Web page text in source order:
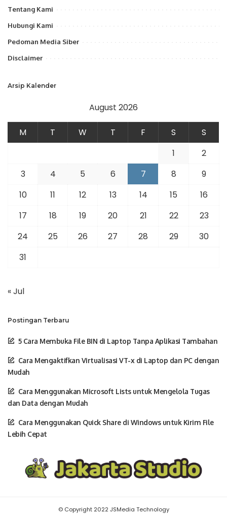
Tentang Kami
Hubungi Kami
Pedoman Media Siber
Disclaimer
Arsip Kalender
August 2026
M T W T F S
S
1
2
3
4 5 6 7 8
9
10
11 12 13 14 15
16
17
18 19 20 21 22
23
24
25 26 27 28 29
30
31
« Jul
Postingan Terbaru
5 Cara Membuka File BIN di Laptop Tanpa Aplikasi Tambahan
Cara Mengaktifkan Virtualisasi VT-x di Laptop dan PC dengan
Mudah
Cara Menggunakan Microsoft Lists untuk Mengelola Tugas
dan Data dengan Mudah
Cara Menggunakan Quick Share di Windows untuk Kirim File
Lebih Cepat
© Copyright 2022 JSMedia Technology